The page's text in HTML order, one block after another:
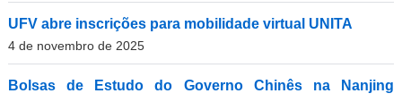
UFV abre inscrições para mobilidade virtual UNITA
4 de novembro de 2025
Bolsas de Estudo do Governo Chinês na Nanjing